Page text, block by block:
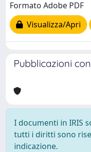
Formato Adobe PDF
Visualizza/Apri
Pubblicazioni
I documenti in IRIS
tutti i diritti sono
indicazione.